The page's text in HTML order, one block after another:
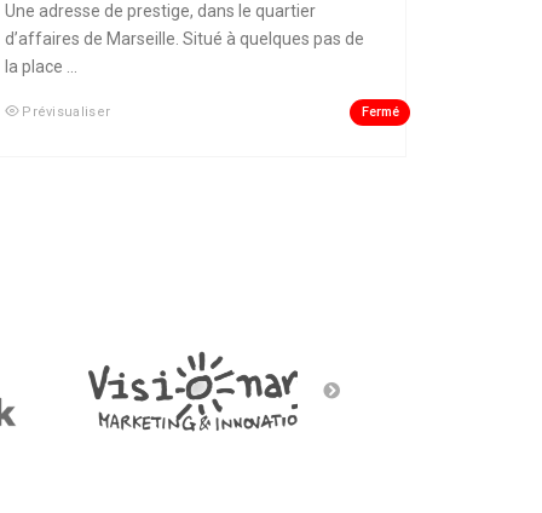
Une adresse de prestige, dans le quartier
d’affaires de Marseille. Situé à quelques pas de
la place ...
Prévisualiser Fermé